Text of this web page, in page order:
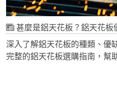
甚麼是鋁天花板？鋁天花板
深入了解鋁天花板的種類、優
完整的鋁天花板選購指南，幫